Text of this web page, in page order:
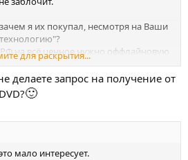
я их покупал, несмотря на Ваши
на всё ценное нужно оффлайновую
копии на DVD-диске никакой
для раскрытия...
делаете запрос на получение от
🙂
мало интересует.